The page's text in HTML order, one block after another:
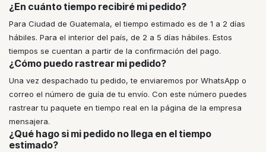
¿En cuánto tiempo recibiré mi pedido?
Para Ciudad de Guatemala, el tiempo estimado es de 1 a 2 días
hábiles. Para el interior del país, de 2 a 5 días hábiles. Estos
tiempos se cuentan a partir de la confirmación del pago.
¿Cómo puedo rastrear mi pedido?
Una vez despachado tu pedido, te enviaremos por WhatsApp o
correo el número de guía de tu envío. Con este número puedes
rastrear tu paquete en tiempo real en la página de la empresa
mensajera.
¿Qué hago si mi pedido no llega en el tiempo
estimado?